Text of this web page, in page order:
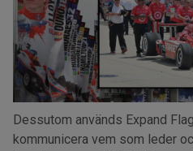
Dessutom används Expand
kommunicera vem som leder